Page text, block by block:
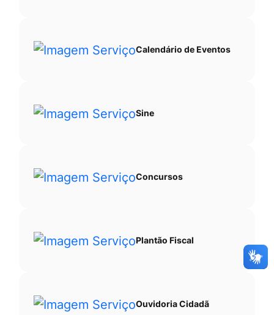
Calendário de Eventos
Sine
Concursos
Plantão Fiscal
Ouvidoria Cidadã